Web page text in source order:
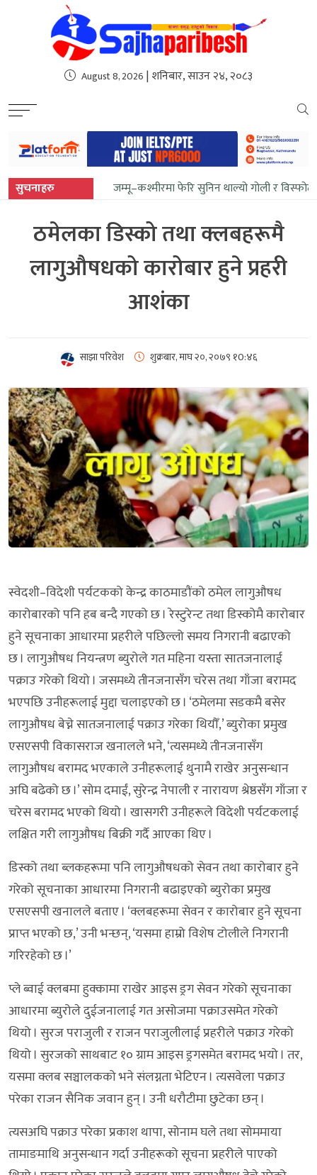
sweet bonanza
August 8, 2026 | शनिबार, साउन २४, २०८३
सुचनाहरु जम्मू–कश्मीरमा फेरि सुनिन थाल्यो गोली र
ठमेलका डिस्को तथा क्लबहरूमै
लागुऔषधको कारोबार हुने प्रहरी
आशंका
साझा परिवेश शुक्रबार, माघ २०, २०७९ १0:४६
स्वेदशी–विदेशी पर्यटकको केन्द्र काठमाडौंको ठमेल लागुऔषध
कारोबारको पनि हब बन्दै गएको छ । रेस्टुरेन्ट तथा डिस्कोमै कारोबार
हुने सूचनाका आधारमा प्रहरीले पछिल्लो समय निगरानी बढाएको
छ । लागुऔषध नियन्त्रण ब्युरोले गत महिना यस्ता सातजनालाई
पक्राउ गरेको थियो । जसमध्ये तीनजनासँग चरेस तथा गाँजा बरामद
भएपछि उनीहरूलाई मुद्दा चलाइएको छ । ‘ठमेलमा सडकमै बसेर
लागुऔषध बेच्ने सातजनालाई पक्राउ गरेका थियौँ,’ ब्युरोका प्रमुख
एसएसपी विकासराज खनालले भने, ‘त्यसमध्ये तीनजनासँग
लागुऔषध बरामद भएकाले उनीहरूलाई थुनामै राखेर अनुसन्धान
अघि बढेको छ ।’ सोम दमाईं, सुरेन्द्र नेपाली र नारायण श्रेष्ठसँग गाँजा र
चरेस बरामद भएको थियो । खासगरी उनीहरूले विदेशी पर्यटकलाई
लक्षित गरी लागुऔषध बिक्री गर्दै आएका थिए ।
डिस्को तथा ब्लकहरूमा पनि लागुऔषधको सेवन तथा कारोबार हुने
गरेको सूचनाका आधारमा निगरानी बढाइएको ब्युरोका प्रमुख
एसएसपी खनालले बताए । ‘क्लबहरूमा सेवन र कारोबार हुने सूचना
प्राप्त भएको छ,’ उनी भन्छन्, ‘यसमा हाम्रो विशेष टोलीले निगरानी
गरिरहेको छ ।’
प्ले ब्वाई क्लबमा हुक्कामा राखेर आइस ड्रग सेवन गरेको सूचनाका
आधारमा ब्युरोले दुईजनालाई गत असोजमा पक्राउसमेत गरेको
थियो । सुरज पराजुली र राजन पराजुलीलाई प्रहरीले पक्राउ गरेको
थियो । सुरजको साथबाट १० ग्राम आइस ड्रगसमेत बरामद भयो । तर,
यसमा क्लब सञ्चालकको भने संलग्नता भेटिएन । त्यसवेला पक्राउ
परेका राजन सैनिक जवान हुन् । उनी धरौटीमा छुटेका छन् ।
त्यसअघि पक्राउ परेका प्रकाश थापा, सोनाम घले तथा सोममाया
तामाङमाथि अनुसन्धान गर्दा उनीहरूको सूचना प्रहरीले पाएको